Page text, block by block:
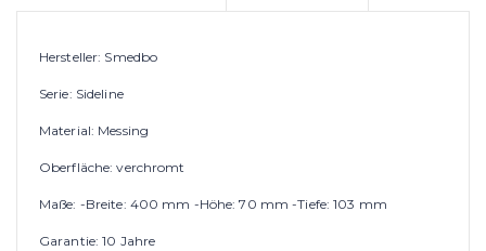
Hersteller: Smedbo
Serie: Sideline
Material: Messing
Oberfläche: verchromt
Maße: -Breite: 400 mm -Höhe: 70 mm -Tiefe: 103 mm
Garantie: 10 Jahre